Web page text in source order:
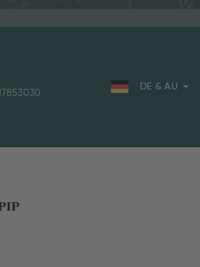
DE & AU